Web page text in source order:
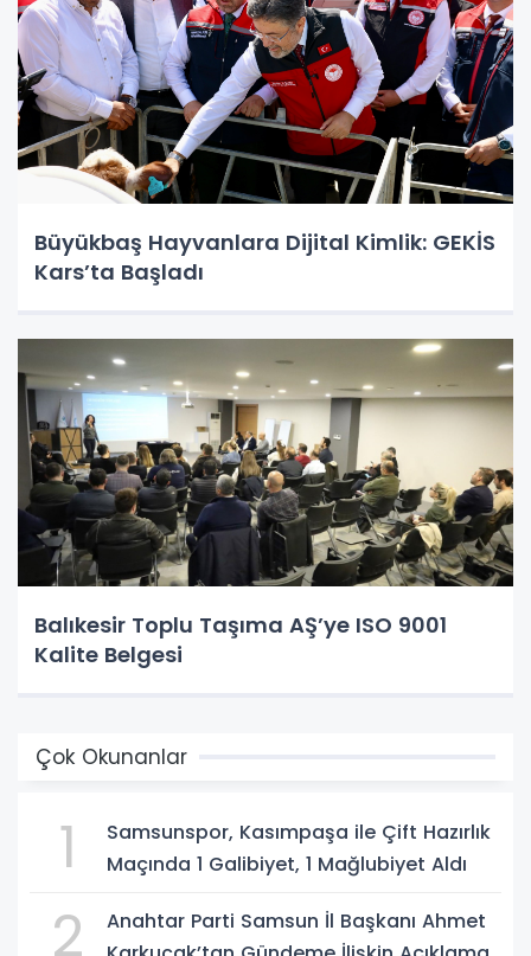
Büyükbaş Hayvanlara Dijital Kimlik: GEKİS
Kars’ta Başladı
Balıkesir Toplu Taşıma AŞ’ye ISO 9001
Kalite Belgesi
Çok Okunanlar
1
Samsunspor, Kasımpaşa ile Çift Hazırlık
Maçında 1 Galibiyet, 1 Mağlubiyet Aldı
2
Anahtar Parti Samsun İl Başkanı Ahmet